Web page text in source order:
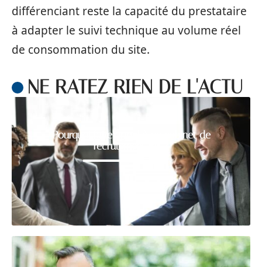
différenciant reste la capacité du prestataire
à adapter le suivi technique au volume réel
de consommation du site.
NE RATEZ RIEN DE L'ACTU
Pourquoi faire appel à un cabinet de
recrutement RH ?